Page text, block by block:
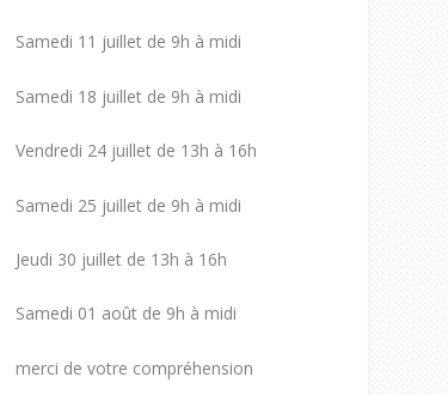
Samedi 11 juillet de 9h à midi
Samedi 18 juillet de 9h à midi
Vendredi 24 juillet de 13h à 16h
Samedi 25 juillet de 9h à midi
Jeudi 30 juillet de 13h à 16h
Samedi 01 août de 9h à midi
merci de votre compréhension